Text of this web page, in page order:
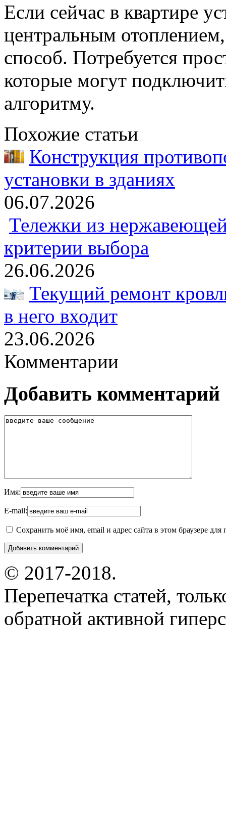
Если сейчас в квартире
центральным
способ. Потребуется
которые могут
алгоритму.
Похожие статьи
Конструкция
установки в зданиях
06.07.2026
Тележки из
критерии выбора
26.06.2026
Текущий ремонт
в него входит
23.06.2026
Комментарии
Добавить комментарий
Имя:
E-mail:
Сохранить моё имя, email и адрес сайта в этом браузере
© 2017-2018.
Перепечатка статей,
обратной активной